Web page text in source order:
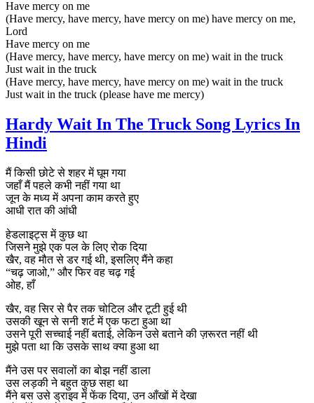
Have mercy on me
(Have mercy, have mercy, have mercy on me) have mercy on me,
Lord
Have mercy on me
(Have mercy, have mercy, have mercy on me) wait in the truck
Just wait in the truck
(Have mercy, have mercy, have mercy on me) wait in the truck
Just wait in the truck (please have me mercy)
Hardy Wait In The Truck Song Lyrics In
Hindi
मैं किसी छोटे से शहर में घूम गया
जहाँ मैं पहले कभी नहीं गया था
जून के मध्य में अपना काम करते हुए
आधी रात की आंधी
हेडलाइट्स में कुछ था
जिसने मुझे एक पल के लिए रोक दिया
खैर, वह मौत से डर गई थी, इसलिए मैंने कहा
“चढ़ जाओ,” और फिर वह चढ़ गई
ओह, हाँ
खैर, वह सिर से पैर तक चोटिल और टूटी हुई थी
उसकी खून से सनी शर्ट में एक फटा हुआ था
उसने पूरी सच्चाई नहीं बताई, लेकिन उसे बताने की ज़रूरत नहीं थी
मुझे पता था कि उसके साथ क्या हुआ था
मैंने उस पर सवालों का बोझ नहीं डाला
उस लड़की ने बहुत कुछ सहा था
मैंने बस उसे ड्राइव में फेंक दिया, उन आँखों में देखा